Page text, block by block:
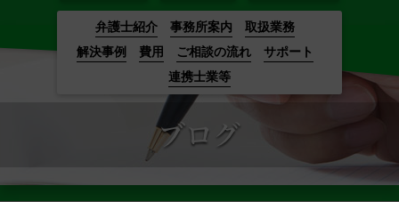
弁護士紹介 事務所案内
取扱業務
解決事例
費用 ご相談の流れ
サポート
連携士業等